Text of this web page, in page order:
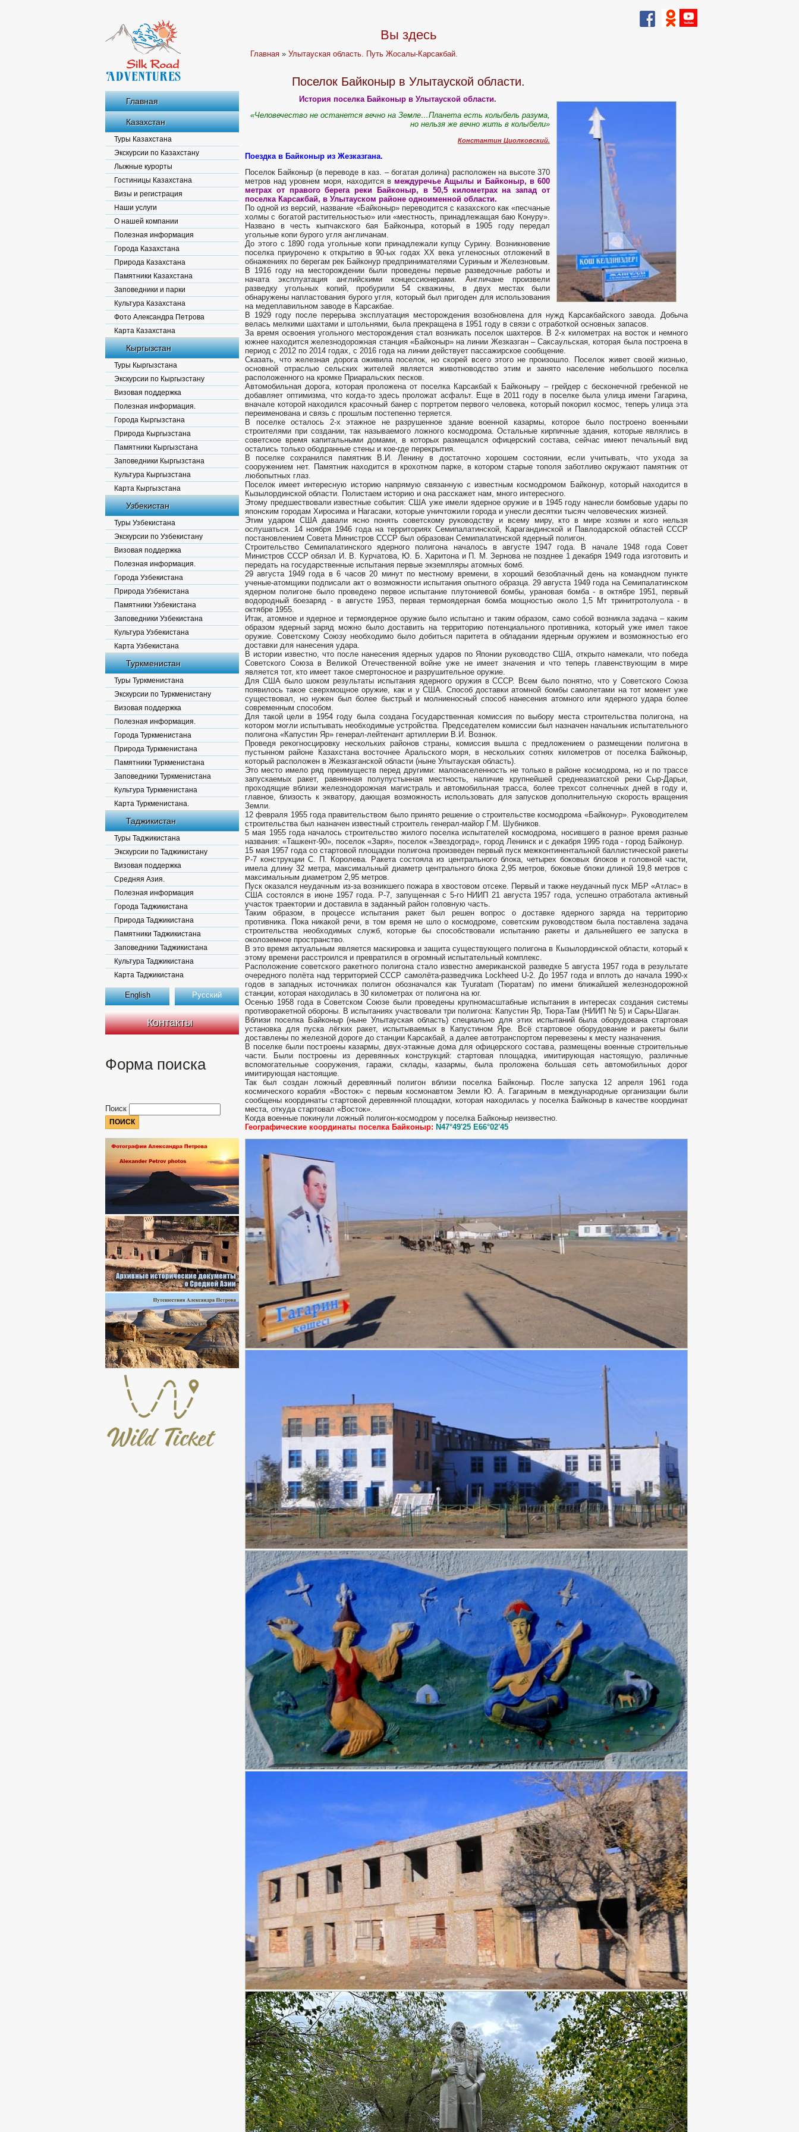
Главная
Казахстан
Туры Казахстана
Экскурсии по Казахстану
Лыжные курорты
Гостиницы Казахстана
Визы и регистрация
Наши услуги
О нашей компании
Полезная информация
Города Казахстана
Природа Казахстана
Памятники Казахстана
Заповедники и парки
Культура Казахстана
Фото Александра Петрова
Карта Казахстана
Кыргызстан
Туры Кыргызстана
Экскурсии по Кыргызстану
Визовая поддержка
Полезная информация.
Города Кыргызстана
Природа Кыргызстана
Памятники Кыргызстана
Заповедники Кыргызстана
Культура Кыргызстана
Карта Кыргызстана
Узбекистан
Туры Узбекистана
Экскурсии по Узбекистану
Визовая поддержка
Полезная информация.
Города Узбекистана
Природа Узбекистана
Памятники Узбекистана
Заповедники Узбекистана
Культура Узбекистана
Карта Узбекистана
Туркменистан
Туры Туркменистана
Экскурсии по Туркменистану
Визовая поддержка
Полезная информация.
Города Туркменистана
Природа Туркменистана
Памятники Туркменистана
Заповедники Туркменистана
Культура Туркменистана
Карта Туркменистана.
Таджикистан
Туры Таджикистана
Экскурсии по Таджикистану
Визовая поддержка
Средняя Азия.
Полезная информация
Города Таджикистана
Природа Таджикистана
Памятники Таджикистана
Заповедники Таджикистана
Культура Таджикистана
Карта Таджикистана
English Русский
Контакты
Форма поиска
Поиск
Вы здесь
Главная »Улытауская область. Путь Жосалы-Карсакбай.
Поселок Байконыр в Улытауской области.
История поселка Байконыр в Улытауской области.
«Человечество не останется вечно на Земле…Планета есть колыбель разума,
но нельзя же вечно жить в колыбели»
Константин Циолковский.
Поездка в Байконыр из Жезказгана.
Поселок Байконыр (в переводе в каз. – богатая долина) расположен на высоте 370
метров над уровнем моря, находится вмеждуречье Ащылы и Байконыр, в 600
метрах от правого берега реки Байконыр, в 50,5 километрах на запад от
поселка Карсакбай, в Улытауском районе одноименной области.
По одной из версий, название «Байконыр» переводится с казахского как «песчаные
холмы с богатой растительностью» или «местность, принадлежащая баю Конуру».
Названо в честь кыпчакского бая Байконыра, который в 1905 году передал
угольные копи бурого угля англичанам.
До этого с 1890 года угольные копи принадлежали купцу Сурину. Возникновение
поселка приурочено к открытию в 90-ых годах XX века угленосных отложений в
обнажениях по берегам рек Байконур предпринимателями Суриным и Железновым.
В 1916 году на месторождении были проведены первые разведочные работы и
начата эксплуатация английскими концессионерами. Англичане произвели
разведку угольных копий, пробурили 54 скважины, в двух местах были
обнаружены напластования бурого угля, который был пригоден для использования
на медеплавильном заводе в Карсакбае.
В 1929 году после перерыва эксплуатация месторождения возобновлена для нужд Карсакбайского завода. Добыча
велась мелкими шахтами и штольнями, была прекращена в 1951 году в связи с отработкой основных запасов.
За время освоения угольного месторождения стал возникать поселок шахтеров. В 2-х километрах на восток и немного
южнее находится железнодорожная станция «Байконыр» на линии Жезказган – Саксаульская, которая была построена в
период с 2012 по 2014 годах, с 2016 года на линии действует пассажирское сообщение.
Сказать, что железная дорога оживила поселок, но скорей всего этого не произошло. Поселок живет своей жизнью,
основной отраслью сельских жителей является животноводство этим и занято население небольшого поселка
расположенного на кромке Приаральских песков.
Автомобильная дорога, которая проложена от поселка Карсакбай к Байконыру – грейдер с бесконечной гребенкой не
добавляет оптимизма, что когда-то здесь проложат асфальт. Еще в 2011 году в поселке была улица имени Гагарина,
вначале которой находился красочный банер с портретом первого человека, который покорил космос, теперь улица эта
переименована и связь с прошлым постепенно теряется.
В поселке осталось 2-х этажное не разрушенное здание военной казармы, которое было построено военными
строителями при создании, так называемого ложного космодрома. Остальные кирпичные здания, которые являлись в
советское время капитальными домами, в которых размещался офицерский состава, сейчас имеют печальный вид
остались только ободранные стены и кое-где перекрытия.
В поселке сохранился памятник В.И. Ленину в достаточно хорошем состоянии, если учитывать, что ухода за
сооружением нет. Памятник находится в крохотном парке, в котором старые тополя заботливо окружают памятник от
любопытных глаз.
Поселок имеет интересную историю напрямую связанную с известным космодромом Байконур, который находится в
Кызылординской области. Полистаем историю и она расскажет нам, много интересного.
Этому предшествовали известные события: США уже имели ядерное оружие и в 1945 году нанесли бомбовые удары по
японским городам Хиросима и Нагасаки, которые уничтожили города и унесли десятки тысяч человеческих жизней.
Этим ударом США давали ясно понять советскому руководству и всему миру, кто в мире хозяин и кого нельзя
ослушаться. 14 ноября 1946 года на территориях Семипалатинской, Карагандинской и Павлодарской областей СССР
постановлением Совета Министров СССР был образован Семипалатинской ядерный полигон.
Строительство Семипалатинского ядерного полигона началось в августе 1947 года. В начале 1948 года Совет
Министров СССР обязал И. В. Курчатова, Ю. Б. Харитона и П. М. Зернова не позднее 1 декабря 1949 года изготовить и
передать на государственные испытания первые экземпляры атомных бомб.
29 августа 1949 года в 6 часов 20 минут по местному времени, в хороший безоблачный день на командном пункте
ученые-атомщики подписали акт о возможности испытания опытного образца. 29 августа 1949 года на Семипалатинском
ядерном полигоне было проведено первое испытание плутониевой бомбы, урановая бомба - в октябре 1951, первый
водородный боезаряд - в августе 1953, первая термоядерная бомба мощностью около 1,5 Мт тринитротолуола - в
октябре 1955.
Итак, атомное и ядерное и термоядерное оружие было испытано и таким образом, само собой возникла задача – каким
образом ядерный заряд можно было доставить на территорию потенциального противника, который уже имел такое
оружие. Советскому Союзу необходимо было добиться паритета в обладании ядерным оружием и возможностью его
доставки для нанесения удара.
В истории известно, что после нанесения ядерных ударов по Японии руководство США, открыто намекали, что победа
Советского Союза в Великой Отечественной войне уже не имеет значения и что теперь главенствующим в мире
является тот, кто имеет такое смертоносное и разрушительное оружие.
Для США было шоком результаты испытания ядерного оружия в СССР. Всем было понятно, что у Советского Союза
появилось такое сверхмощное оружие, как и у США. Способ доставки атомной бомбы самолетами на тот момент уже
существовал, но нужен был более быстрый и молниеносный способ нанесения атомного или ядерного удара более
современным способом.
Для такой цели в 1954 году была создана Го­сударственная комиссия по выбору места строительства полигона, на
котором могли испытывать необходимые устройства. Председателем комиссии был назначен начальник испытательного
полигона «Капустин Яр» генерал-лейтенант артиллерии В.И. Вознюк.
Проведя рекогносцировку нескольких районов страны, комиссия вышла с предложением о размещении полигона в
пустынном районе Казахстана восточнее Аральского моря, в нескольких сотнях километров от поселка Байконыр,
который расположен в Жезказганской области (ныне Улытауская область).
Это место имело ряд преимуществ перед другими: ма­лонаселенность не только в районе космодрома, но и по трассе
запускаемых ракет, равнинная по­лупустынная местность, наличие крупнейшей сре­днеазиатской реки Сыр-Дарьи,
проходящие вбли­зи железнодорожная магистраль и автомобильная трасса, более трехсот солнечных дней в году и,
главное, близость к экватору, дающая возмож­ность использовать для запусков дополнительную скорость вращения
Земли.
12 февраля 1955 года правительством было при­нято решение о строительстве космодрома «Байко­нур». Руководителем
строительства был назначен известный строитель генерал-майор Г.М. Шубников.
5 мая 1955 года началось строительство жилого поселка испытателей космодрома, носившего в раз­ное время разные
названия: «Ташкент-90», поселок «Заря», поселок «Звездоград», город Ленинск и с декабря 1995 года - город Байконур.
15 мая 1957 года со стартовой площадки полиго­на произведен первый пуск межконтинентальной баллистической ракеты
Р-7 конструкции С. П. Коро­лева. Ракета состояла из центрального блока, четы­рех боковых блоков и головной части,
имела длину 32 метра, максимальный диаметр центрального блока 2,95 метров, боковые блоки длиной 19,8 метров с
максимальным диаметром 2,95 метров.
Пуск оказался неудачным из-за возникшего пожара в хвостовом отсеке. Первый и также неудачный пуск МБР «Атлас» в
США состоялся в июне 1957 года. Р-7, запущенная с 5-го НИИП 21 августа 1957 го­да, успешно отработала активный
участок траекто­рии и доставила в заданный район головную часть.
Таким образом, в процессе испытания ракет был решен вопрос о доставке ядерного заряда на территорию
противника. Пока никакой речи, в том время не шло о космодроме, советским руководством была поставлена задача
строительства необходимых служб, которые бы способствовали испытанию ракеты и дальнейшего ее запуска в
околоземное пространство.
В это время актуальным является маскировка и защита существующего полигона в Кызылординской области, который к
этому времени расстроился и превратился в огромный испытательный комплекс.
Расположение советского ракетного полигона стало известно американской разведке 5 августа 1957 года в результате
очередного полёта над территорией СССР самолёта-разведчика Lockheed U-2. До 1957 года и вплоть до начала 1990-х
годов в западных источниках полигон обозначался как Tyuratam (Тюратам) по имени ближайшей железнодорожной
станции, которая находилась в 30 километрах от полигона на юг.
Осенью 1958 года в Советском Союзе были проведены крупномасштабные испытания в интересах создания системы
противоракетной обороны. В испытаниях участвовали три полигона: Капустин Яр, Тюра-Там (НИИП № 5) и Сары-Шаган.
Вблизи поселка Байконыр (ныне Улытауская область) специально для этих испытаний была оборудована стартовая
установка для пуска лёгких ракет, испытываемых в Капустином Яре. Всё стартовое оборудование и ракеты были
доставлены по железной дороге до станции Карсакбай, а далее автотранспортом перевезены к месту назначения.
В поселке были построены казармы, двух-этажные дома для офицерского состава, размещены военные строительные
части. Были построены из деревянных конструкций: стартовая площадка, имитирующая настоящую, различные
вспомогательные сооружения, гаражи, склады, казармы, была проложена большая сеть автомобильных дорог
имитирующая настоящие.
Так был создан ложный деревянный полигон вблизи поселка Байконыр. После запуска 12 апреля 1961 года
космического корабля «Восток» с первым космонавтом Земли Ю. А. Гагариным в международные организации были
сообщены координаты стартовой деревянной площадки, которая находилась у поселка Байконыр в качестве координат
места, откуда стартовал «Восток».
Когда военные покинули ложный полигон-космодром у поселка Байконыр неизвестно.
Географические координаты поселка Байконыр: N47°49'25 E66°02'45